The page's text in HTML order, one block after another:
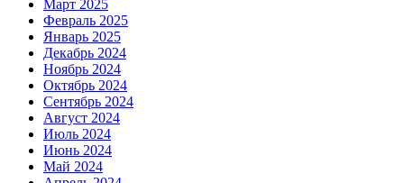
Март 2025
Февраль 2025
Январь 2025
Декабрь 2024
Ноябрь 2024
Октябрь 2024
Сентябрь 2024
Август 2024
Июль 2024
Июнь 2024
Май 2024